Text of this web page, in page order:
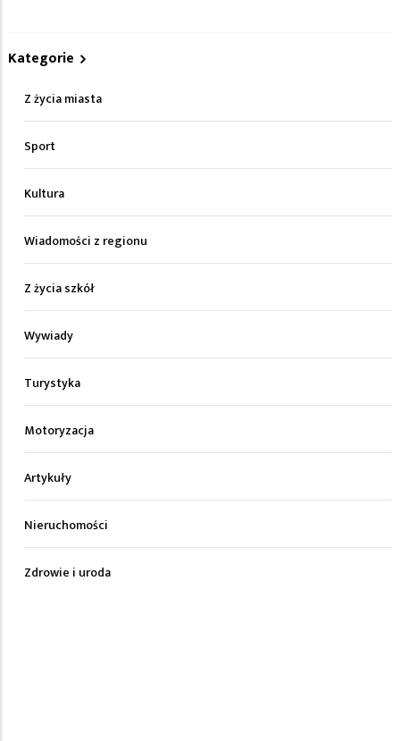
Kategorie
Z życia miasta
Sport
Kultura
Wiadomości z regionu
Z życia szkół
Wywiady
Turystyka
Motoryzacja
Artykuły
Nieruchomości
Zdrowie i uroda